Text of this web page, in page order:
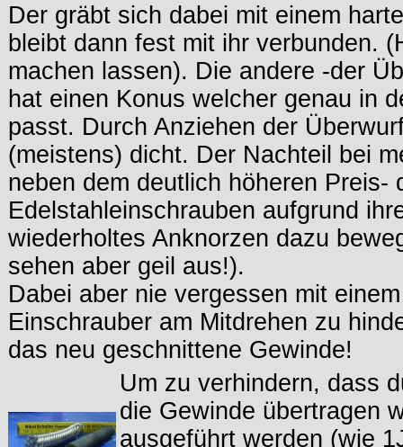
Der gräbt sich dabei mit einem
bleibt dann fest mit ihr verbunden.
machen lassen). Die andere -der
hat einen Konus welcher genau in
passt. Durch Anziehen der
(meistens) dicht. Der Nachteil bei
neben dem deutlich höheren Preis-
Edelstahleinschrauben aufgrund
wiederholtes Anknorzen dazu
sehen aber geil aus!).
Dabei aber nie vergessen mit
Einschrauber am Mitdrehen zu
das neu geschnittene Gewinde!
Um zu verhindern, dass
die Gewinde übertragen
ausgeführt werden (wie